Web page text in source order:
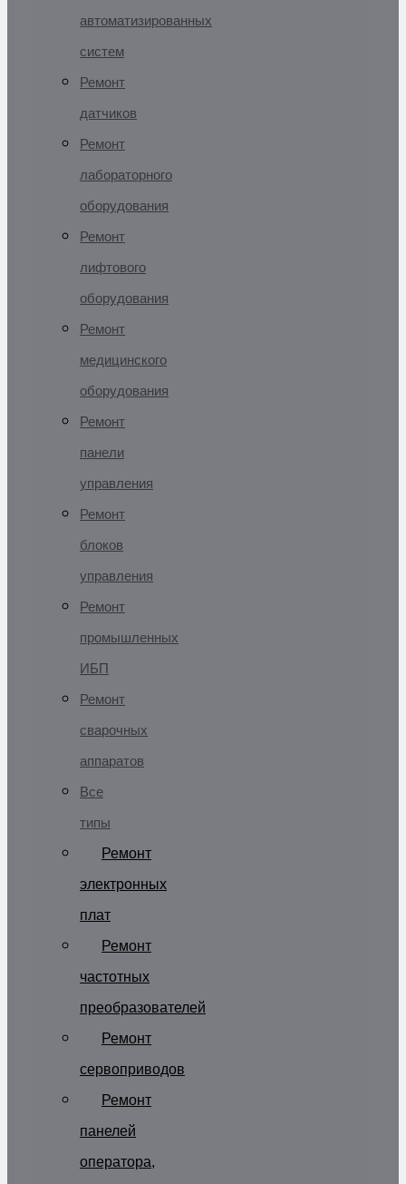
автоматизированных
систем
Ремонт
датчиков
Ремонт
лабораторного
оборудования
Ремонт
лифтового
оборудования
Ремонт
медицинского
оборудования
Ремонт
панели
управления
Ремонт
блоков
управления
Ремонт
промышленных
ИБП
Ремонт
сварочных
аппаратов
Все
типы
Ремонт
электронных
плат
Ремонт
частотных
преобразователей
Ремонт
сервоприводов
Ремонт
панелей
оператора,